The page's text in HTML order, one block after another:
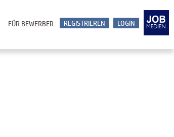
LOGIN
REGISTRIEREN
FÜR BEWERBER